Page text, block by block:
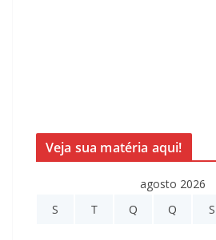
Veja sua matéria aqui!
agosto 2026
S
T Q Q S